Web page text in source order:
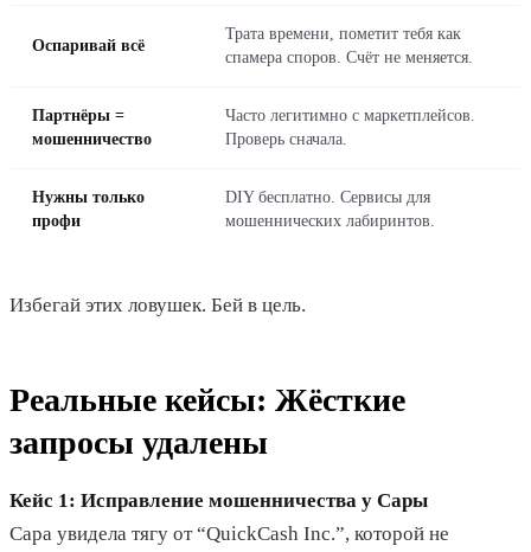
Оспаривай всё
Трата времени, пометит тебя как
спамера споров. Счёт не меняется.
Партнёры =
мошенничество
Часто легитимно с маркетплейсов.
Проверь сначала.
Нужны только
профи
DIY бесплатно. Сервисы для
мошеннических лабиринтов.
Избегай этих ловушек. Бей в цель.
Реальные кейсы: Жёсткие
запросы удалены
Кейс 1: Исправление мошенничества у Сары
Сара увидела тягу от “QuickCash Inc.”, которой не